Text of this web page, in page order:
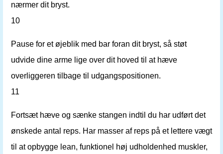
nærmer dit bryst.
10
Pause for et øjeblik med bar foran dit bryst, så støt
udvide dine arme lige over dit hoved til at hæve
overliggeren tilbage til udgangspositionen.
11
Fortsæt hæve og sænke stangen indtil du har udført det
ønskede antal reps. Har masser af reps på et lettere vægt
til at opbygge lean, funktionel høj udholdenhed muskler,